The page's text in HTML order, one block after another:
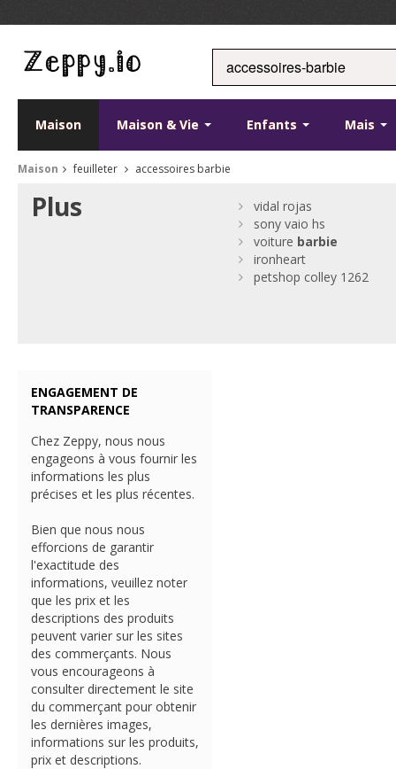
Maison Maison & Vie Enfants Mais
Maison feuilleter accessoires barbie
Plus
vidal rojas
sony vaio hs
voiture barbie
ironheart
petshop colley 1262
ENGAGEMENT DE
TRANSPARENCE
Chez Zeppy, nous nous
engageons à vous fournir les
informations les plus
précises et les plus récentes.
Bien que nous nous
efforcions de garantir
l'exactitude des
informations, veuillez noter
que les prix et les
descriptions des produits
peuvent varier sur les sites
des commerçants. Nous
vous encourageons à
consulter directement le site
du commerçant pour obtenir
les dernières images,
informations sur les produits,
prix et descriptions.